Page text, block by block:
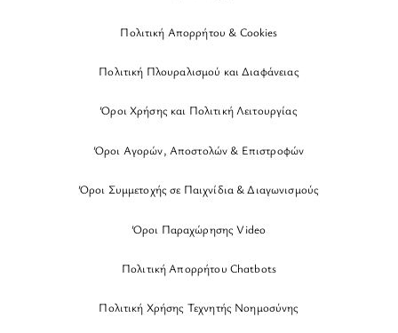
Πολιτική Απορρήτου & Cookies
Πολιτική Πλουραλισμού και Διαφάνειας
Όροι Χρήσης και Πολιτική Λειτουργίας
Όροι Αγορών, Αποστολών & Επιστροφών
Όροι Συμμετοχής σε Παιχνίδια & Διαγωνισμούς
Όροι Παραχώρησης Video
Πολιτική Απορρήτου Chatbots
Πολιτική Χρήσης Τεχνητής Νοημοσύνης